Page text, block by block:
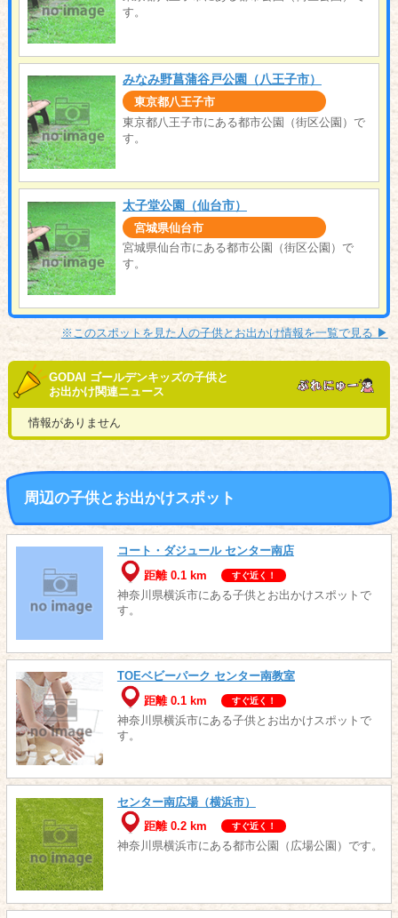
す。
みなみ野菖蒲谷戸公園（八王子市）
東京都八王子市
東京都八王子市にある都市公園（街区公園）で
す。
太子堂公園（仙台市）
宮城県仙台市
宮城県仙台市にある都市公園（街区公園）で
す。
※このスポットを見た人の子供とお出かけ情報を一覧で見る ▶︎
GODAI ゴールデンキッズの子供と
お出かけ関連ニュース
情報がありません
周辺の子供とお出かけスポット
コート・ダジュール センター南店
距離 0.1 km
すぐ近く！
神奈川県横浜市にある子供とお出かけスポットで
す。
TOEベビーパーク センター南教室
距離 0.1 km
すぐ近く！
神奈川県横浜市にある子供とお出かけスポットで
す。
センター南広場（横浜市）
距離 0.2 km
すぐ近く！
神奈川県横浜市にある都市公園（広場公園）です。